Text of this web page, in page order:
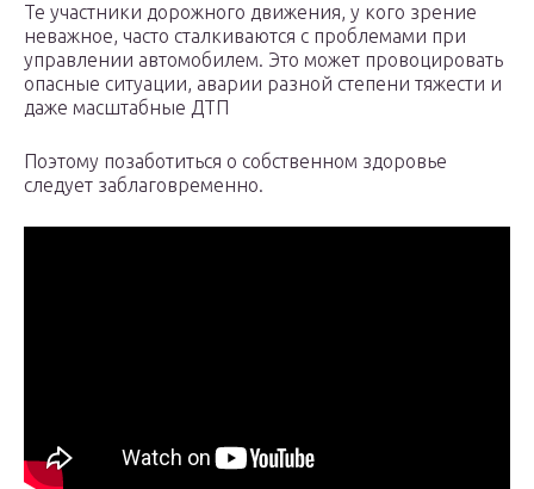
Те участники дорожного движения, у кого зрение
неважное, часто сталкиваются с проблемами при
управлении автомобилем. Это может провоцировать
опасные ситуации, аварии разной степени тяжести и
даже масштабные ДТП
Поэтому позаботиться о собственном здоровье
следует заблаговременно.